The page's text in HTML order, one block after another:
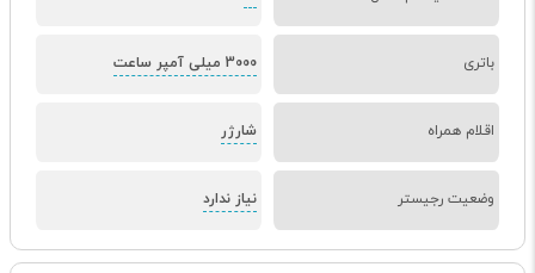
باتری 3000 میلی آمپر ساعت
اقلام همراه شارژر
وضعیت رجیستر نیاز ندارد